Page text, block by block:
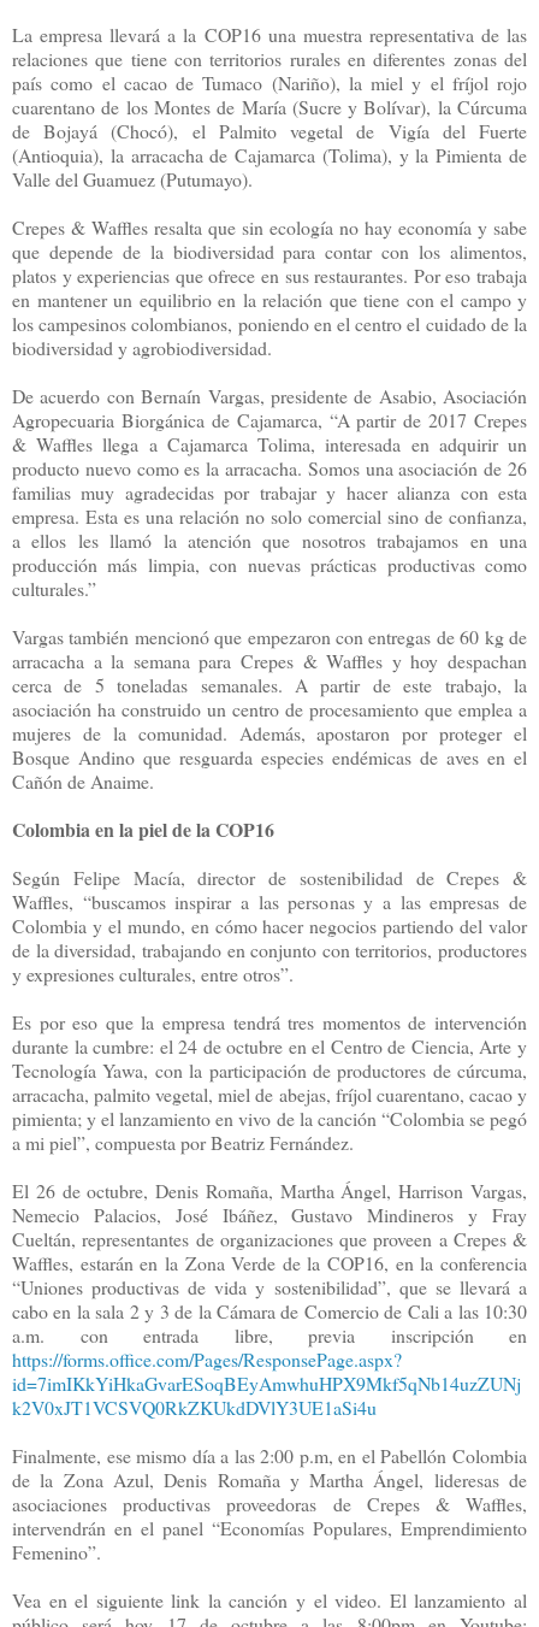
La empresa llevará a la COP16 una muestra representativa de las
relaciones que tiene con territorios rurales en diferentes zonas del
país como el cacao de Tumaco (Nariño), la miel y el fríjol rojo
cuarentano de los Montes de María (Sucre y Bolívar), la Cúrcuma
de Bojayá (Chocó), el Palmito vegetal de Vigía del Fuerte
(Antioquia), la arracacha de Cajamarca (Tolima), y la Pimienta de
Valle del Guamuez (Putumayo).
Crepes & Waffles resalta que sin ecología no hay economía y sabe
que depende de la biodiversidad para contar con los alimentos,
platos y experiencias que ofrece en sus restaurantes. Por eso trabaja
en mantener un equilibrio en la relación que tiene con el campo y
los campesinos colombianos, poniendo en el centro el cuidado de la
biodiversidad y agrobiodiversidad.
De acuerdo con Bernaín Vargas, presidente de Asabio, Asociación
Agropecuaria Biorgánica de Cajamarca, “A partir de 2017 Crepes
& Waffles llega a Cajamarca Tolima, interesada en adquirir un
producto nuevo como es la arracacha. Somos una asociación de 26
familias muy agradecidas por trabajar y hacer alianza con esta
empresa. Esta es una relación no solo comercial sino de confianza,
a ellos les llamó la atención que nosotros trabajamos en una
producción más limpia, con nuevas prácticas productivas como
culturales.”
Vargas también mencionó que ​​empezaron con entregas de 60 kg de
arracacha a la semana para Crepes & Waffles y hoy despachan
cerca de 5 toneladas semanales. A partir de este trabajo, la
asociación ha construido un centro de procesamiento que emplea a
mujeres de la comunidad. Además, apostaron por proteger el
Bosque Andino que resguarda especies endémicas de aves en el
Cañón de Anaime.
Colombia en la piel de la COP16
Según Felipe Macía, director de sostenibilidad de Crepes &
Waffles, “buscamos inspirar a las personas y a las empresas de
Colombia y el mundo, en cómo hacer negocios partiendo del valor
de la diversidad, trabajando en conjunto con territorios, productores
y expresiones culturales, entre otros”.
Es por eso que la empresa tendrá tres momentos de intervención
durante la cumbre: el 24 de octubre en el Centro de Ciencia, Arte y
Tecnología Yawa, con la participación de productores de cúrcuma,
arracacha, palmito vegetal, miel de abejas, fríjol cuarentano, cacao y
pimienta; y el lanzamiento en vivo de la canción “Colombia se pegó
a mi piel”, compuesta por Beatriz Fernández.
El 26 de octubre, Denis Romaña, Martha Ángel, Harrison Vargas,
Nemecio Palacios, José Ibáñez, Gustavo Mindineros y Fray
Cueltán, representantes de organizaciones que proveen a Crepes &
Waffles, estarán en la Zona Verde de la COP16, en la conferencia
“Uniones productivas de vida y sostenibilidad”, que se llevará a
cabo en la sala 2 y 3 de la Cámara de Comercio de Cali a las 10:30
a.m. con entrada libre, previa inscripción en
https://forms.office.com/Pages/ResponsePage.aspx?
id=7imIKkYiHkaGvarESoqBEyAmwhuHPX9Mkf5qNb14uzZUNj
k2V0xJT1VCSVQ0RkZKUkdDVlY3UE1aSi4u
Finalmente, ese mismo día a las 2:00 p.m, en el Pabellón Colombia
de la Zona Azul, Denis Romaña y Martha Ángel, lideresas de
asociaciones productivas proveedoras de Crepes & Waffles,
intervendrán en el panel “Economías Populares, Emprendimiento
Femenino”.
Vea en el siguiente link la canción y el video. El lanzamiento al